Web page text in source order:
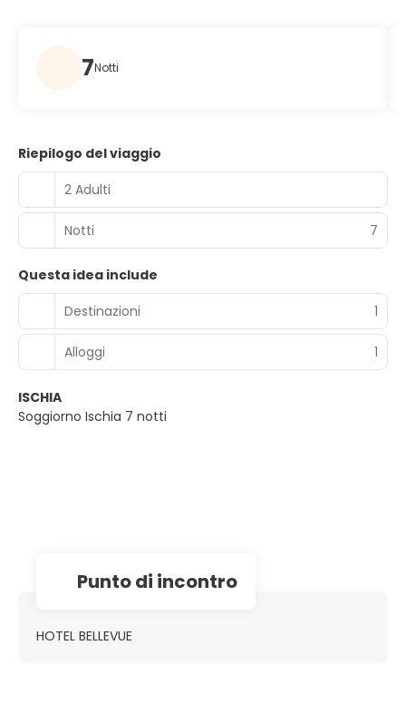
7Notti
Riepilogo del viaggio
2 Adulti
Notti 7
Questa idea include
Destinazioni
1
Alloggi 1
ISCHIA
Soggiorno Ischia 7 notti
Punto di incontro
HOTEL BELLEVUE